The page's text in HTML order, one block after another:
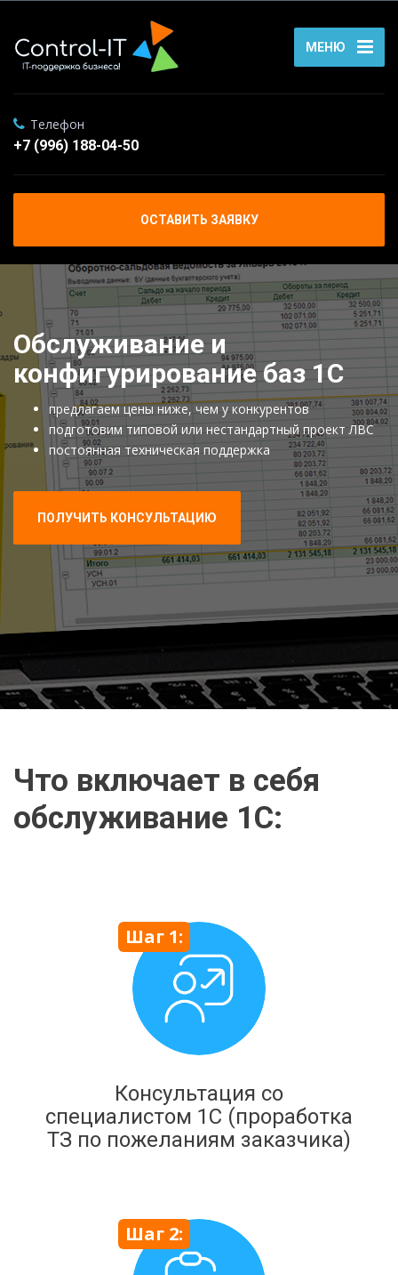
МЕНЮ
Телефон
+7 (996) 188-04-50
ОСТАВИТЬ ЗАЯВКУ
Обслуживание и
конфигурирование баз 1С
предлагаем цены ниже, чем у конкурентов
подготовим типовой или нестандартный проект ЛВС
постоянная техническая поддержка
ПОЛУЧИТЬ КОНСУЛЬТАЦИЮ
Что включает в себя
обслуживание 1С:
Консультация со
специалистом 1С (проработка
ТЗ по пожеланиям заказчика)
Шаг 1:
Шаг 2: